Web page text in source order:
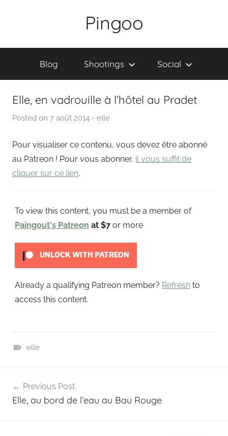
Pingoo
Blog Shootings Social
Elle, en vadrouille à l’hôtel au Pradet
Posted on 7 août 2014 b
P
a
o
u
- elle
Pour visualiser ce contenu, vous devez être abonné
au Patreon ! Pour vous abonner, il vous suffit de
cliquer sur ce lien.
To view this content, you must be a member of
Paingout's Patreon at $7 or more
UNLOCK WITH PATREON
Already a qualifying Patreon member? Refresh to
access this content.
t
r
elle
de
Previous Post
Elle, au bord de l’eau au Bau Rouge